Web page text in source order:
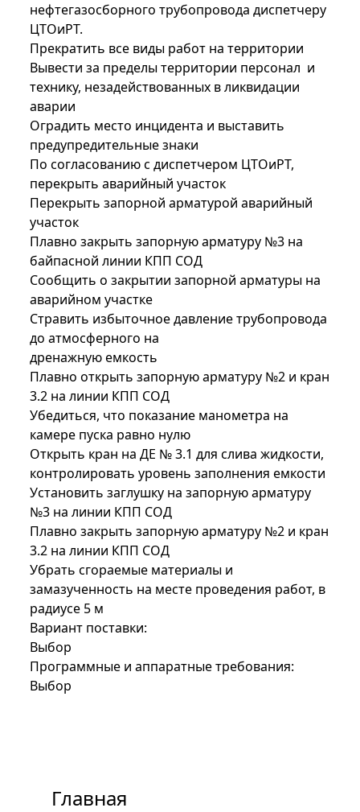
нефтегазосборного трубопровода диспетчеру
ЦТОиРТ.
Прекратить все виды работ на территории
Вывести за пределы территории персонал и
технику, незадействованных в ликвидации
аварии
Оградить место инцидента и выставить
предупредительные знаки
По согласованию с диспетчером ЦТОиРТ,
перекрыть аварийный участок
Перекрыть запорной арматурой аварийный
участок
Плавно закрыть запорную арматуру №3 на
байпасной линии КПП СОД
Сообщить о закрытии запорной арматуры на
аварийном участке
Стравить избыточное давление трубопровода
до атмосферного на
дренажную емкость
Плавно открыть запорную арматуру №2 и кран
3.2 на линии КПП СОД
Убедиться, что показание манометра на
камере пуска равно нулю
Открыть кран на ДЕ № 3.1 для слива жидкости,
контролировать уровень заполнения емкости
Установить заглушку на запорную арматуру
№3 на линии КПП СОД
Плавно закрыть запорную арматуру №2 и кран
3.2 на линии КПП СОД
Убрать сгораемые материалы и
замазученность на месте проведения работ, в
радиусе 5 м
Вариант поставки:
Выбор
Программные и аппаратные требования:
Выбор
Главная